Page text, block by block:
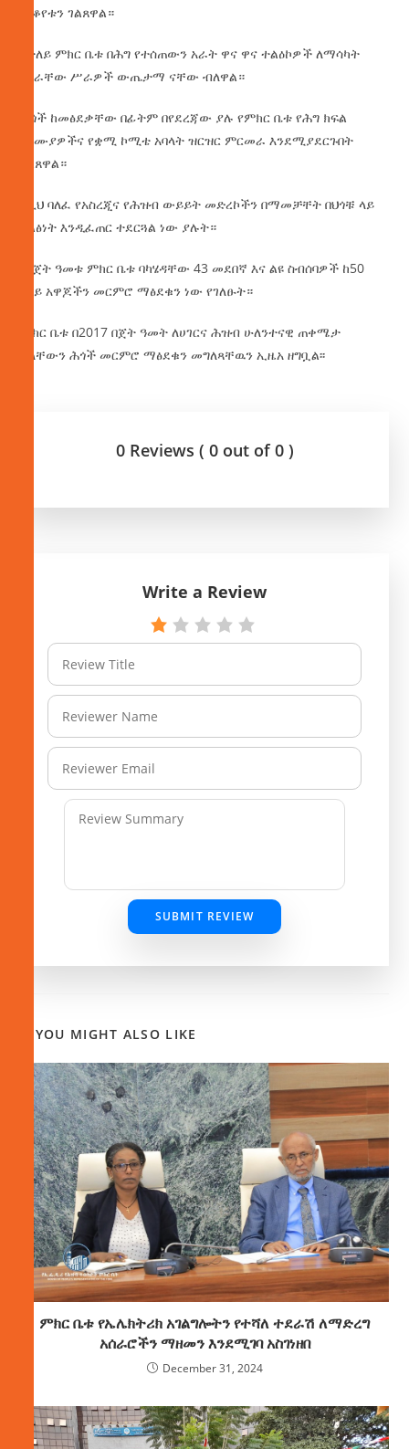
መቆየቱን ገልጸዋል።
በተለይ ምክር ቤቱ በሕግ የተሰጠውን አራት ዋና ዋና ተልዕኮዎች ለማሳካት
የሰራቸው ሥራዎች ውጤታማ ናቸው ብለዋል።
ሕጎች ከመፅደቃቸው በፊትም በየደረጃው ያሉ የምክር ቤቱ የሕግ ክፍል
ባለሙያዎችና የቋሚ ኮሚቴ አባላት ዝርዝር ምርመራ እንደሚያደርጉበት
ገልጸዋል።
ከዚህ ባለፈ የአስረጂና የሕዝብ ውይይት መድረኮችን በማመቻቸት በህጎቹ ላይ
ግልፅነት እንዲፈጠር ተደርጓል ነው ያሉት።
በበጀት ዓመቱ ምክር ቤቱ ባካሄዳቸው 43 መደበኛ እና ልዩ ስብሰባዎች ከ50
በላይ አዋጆችን መርምሮ ማፅደቁን ነው የገለፁት።
ምክር ቤቱ በ2017 በጀት ዓመት ለሀገርና ሕዝብ ሁለንተናዊ ጠቀሜታ
ያላቸውን ሕጎች መርምሮ ማፅደቁን መግለጻቸዉን ኢዜአ ዘግቧል፡፡
0 Reviews ( 0 out of 0 )
Write a Review
SUBMIT REVIEW
YOU MIGHT ALSO LIKE
ምክር ቤቱ የኤሌክትሪክ አገልግሎትን የተሻለ ተደራሽ ለማድረግ
አሰራሮችን ማዘመን እንደሚገባ አስገነዘበ
December 31, 2024